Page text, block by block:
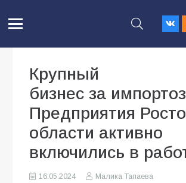
Крупный
бизнес за
Предприятия
области активно
включились в
16.05.2024
Малика Тапаева